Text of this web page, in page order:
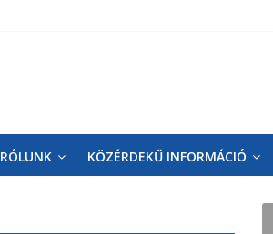
RÓLUNK KÖZÉRDEKŰ INFORMÁCIÓ